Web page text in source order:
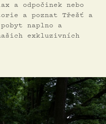
a odpočinek nebo
a poznat Třešť a
naplno a
exkluzivních